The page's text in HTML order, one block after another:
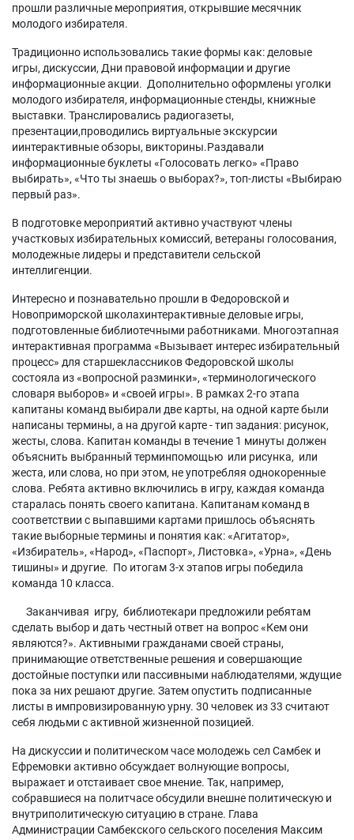
прошли различные мероприятия, открывшие месячник
молодого избирателя.
Традиционно использовались такие формы как: деловые
игры, дискуссии, Дни правовой информации и другие
информационные акции. Дополнительно оформлены уголки
молодого избирателя, информационные стенды, книжные
выставки. Транслировались радиогазеты,
презентации,проводились виртуальные экскурсии
иинтерактивные обзоры, викторины.Раздавали
информационные буклеты «Голосовать легко» «Право
выбирать», «Что ты знаешь о выборах?», топ-листы «Выбираю
первый раз».
В подготовке мероприятий активно участвуют члены
участковых избирательных комиссий, ветераны голосования,
молодежные лидеры и представители сельской
интеллигенции.
Интересно и познавательно прошли в Федоровской и
Новоприморской школахинтерактивные деловые игры,
подготовленные библиотечными работниками. Многоэтапная
интерактивная программа «Вызывает интерес избирательный
процесс» для старшеклассников Федоровской школы
состояла из «вопросной разминки», «терминологического
словаря выборов» и «своей игры». В рамках 2-го этапа
капитаны команд выбирали две карты, на одной карте были
написаны термины, а на другой карте - тип задания: рисунок,
жесты, слова. Капитан команды в течение 1 минуты должен
объяснить выбранный терминпомощью или рисунка, или
жеста, или слова, но при этом, не употребляя однокоренные
слова. Ребята активно включились в игру, каждая команда
старалась понять своего капитана. Капитанам команд в
соответствии с выпавшими картами пришлось объяснять
такие выборные термины и понятия как: «Агитатор»,
«Избиратель», «Народ», «Паспорт», Листовка», «Урна», «День
тишины» и другие. По итогам 3-х этапов игры победила
команда 10 класса.
Заканчивая игру, библиотекари предложили ребятам
сделать выбор и дать честный ответ на вопрос «Кем они
являются?». Активными гражданами своей страны,
принимающие ответственные решения и совершающие
достойные поступки или пассивными наблюдателями, ждущие
пока за них решают другие. Затем опустить подписанные
листы в импровизированную урну. 30 человек из 33 считают
себя людьми с активной жизненной позицией.
На дискуссии и политическом часе молодежь сел Самбек и
Ефремовки активно обсуждает волнующие вопросы,
выражает и отстаивает свое мнение. Так, например,
собравшиеся на политчасе обсудили внешне политическую и
внутриполитическую ситуацию в стране. Глава
Администрации Самбекского сельского поселения Максим